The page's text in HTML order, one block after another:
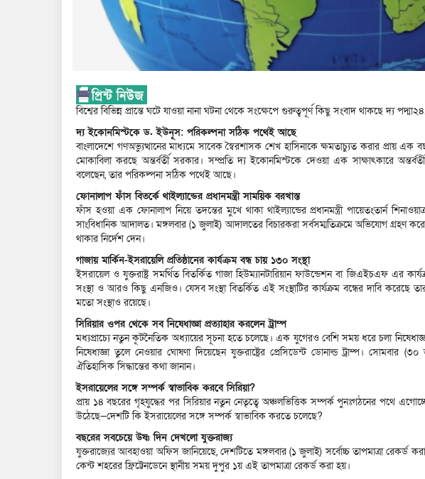
বিশ্বের বিভিন্ন প্রান্তে ঘটে যাওয়া নানা ঘটনা থেকে সংক্ষেপে গুরুত্বপূর্ণ কিছু সংবাদ থাকছে দ্য
দ্য ইকোনমিস্টকে ড. ইউনূস: পরিকল্পনা সঠিক পথেই আছে
বাংলাদেশে গণঅভ্যুত্থানের মাধ্যমে সাবেক স্বৈরশাসক শেখ হাসিনাকে ক্ষমতাচ্যুত করার প্রায় এক
মোকাবিলা করছে অন্তর্বর্তী সরকার। সম্প্রতি দ্য ইকোনমিস্টকে দেওয়া এক সাক্ষাৎকারে
বলেছেন, তার পরিকল্পনা সঠিক পথেই আছে।
ফোনালাপ ফাঁস বিতর্কে থাইল্যান্ডের প্রধানমন্ত্রী সাময়িক বরখাস্ত
ফাঁস হওয়া এক ফোনালাপ নিয়ে তদন্তের মুখে থাকা থাইল্যান্ডের প্রধানমন্ত্রী পায়েতংতার্ন
সাংবিধানিক আদালত। মঙ্গলবার (১ জুলাই) আদালতের বিচারকরা সর্বসম্মতিক্রমে অভিযোগ গ্রহণ
থাকার নির্দেশ দেন।
গাজায় মার্কিন-ইসরায়েলি প্রতিষ্ঠানের কার্যক্রম বন্ধ চায় ১৩০ সংস্থা
ইসরায়েল ও যুক্তরাষ্ট্র সমর্থিত বিতর্কিত গাজা হিউম্যানটারিয়ান ফাউন্ডেশন বা জিএইচএফ এর
সংস্থা ও আরও কিছু এনজিও। যেসব সংস্থা বিতর্কিত এই সংস্থাটির কার্যক্রম বন্ধের দাবি করেছে
মতো সংস্থাও রয়েছে।
সিরিয়ার ওপর থেকে সব নিষেধাজ্ঞা প্রত্যাহার করলেন ট্রাম্প
মধ্যপ্রাচ্যে নতুন কূটনৈতিক অধ্যায়ের সূচনা হতে চলেছে। এক যুগেরও বেশি সময় ধরে চলা
নিষেধাজ্ঞা তুলে নেওয়ার ঘোষণা দিয়েছেন যুক্তরাষ্ট্রের প্রেসিডেন্ট ডোনাল্ড ট্রাম্প। সোমবার
ঐতিহাসিক সিদ্ধান্তের কথা জানান।
ইসরায়েলের সঙ্গে সম্পর্ক স্বাভাবিক করবে সিরিয়া?
প্রায় ১৪ বছরের গৃহযুদ্ধের পর সিরিয়ার নতুন নেতৃত্বে অঞ্চলভিত্তিক সম্পর্ক পুনঃগঠনের পথে
উঠেছে—দেশটি কি ইসরায়েলের সঙ্গে সম্পর্ক স্বাভাবিক করতে চলেছে?
বছরের সবচেয়ে উষ্ণ দিন দেখলো যুক্তরাজ্য
যুক্তরাজ্যের আবহাওয়া অফিস জানিয়েছে, দেশটিতে মঙ্গলবার (১ জুলাই) সর্বোচ্চ তাপমাত্রা রেকর্ড
কেন্ট শহরের ফ্রিট্টেনডেনে স্থানীয় সময় দুপুর ১য় এই তাপমাত্রা রেকর্ড করা হয়।